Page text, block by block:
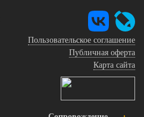
Пользовательское соглашение
Публичная оферта
Карта сайта